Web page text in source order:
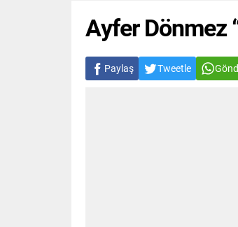
Ayfer Dönmez
Paylaş Tweetle